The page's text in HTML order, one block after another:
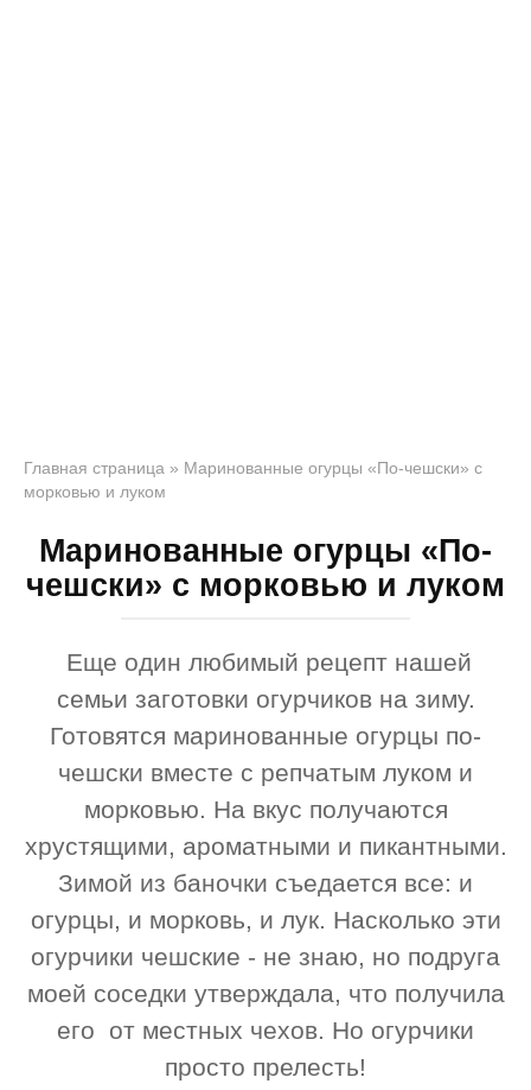
Главная страница » Маринованные огурцы «По-чешски» с
морковью и луком
Маринованные огурцы «По-
чешски» с морковью и луком
Еще один любимый рецепт нашей
семьи заготовки огурчиков на зиму.
Готовятся маринованные огурцы по-
чешски вместе с репчатым луком и
морковью. На вкус получаются
хрустящими, ароматными и пикантными.
Зимой из баночки съедается все: и
огурцы, и морковь, и лук. Насколько эти
огурчики чешские - не знаю, но подруга
моей соседки утверждала, что получила
его от местных чехов. Но огурчики
просто прелесть!